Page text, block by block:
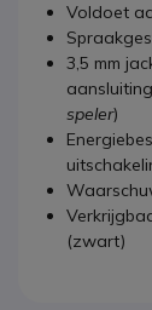
Voldoet
3,5 mm
speler)
(zwart)